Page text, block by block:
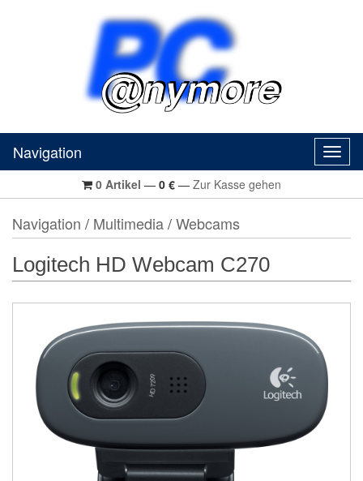
Navigation
0 Artikel — 0 € — Zur Kasse gehen
Navigation / Multimedia/Webcams
Logitech HD Webcam C270